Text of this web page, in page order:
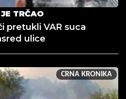
TRČAO
pretukli VAR suca
ulice
CRNA KRONIKA